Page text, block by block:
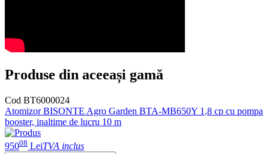
Produse din aceeași gamă
Cod BT6000024
Atomizor BISONTE Agro Garden BTA-MB650Y 1,8 cp cu pompa
booster, inaltime de lucru 10 m
95008 LeiTVA inclus